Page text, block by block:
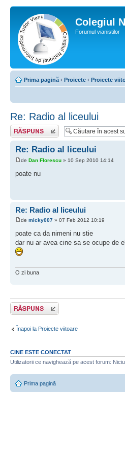
Colegiul
Forumul vianistilor
Prima pagină ‹ Proiecte ‹ Proiecte
Re: Radio al liceului
Scrie un răspuns
Re: Radio al liceului
de Dan Florescu » 10 Sep 2010 14:14
poate nu
Re: Radio al liceului
de micky007 » 07 Feb 2012 10:19
poate ca da nimeni nu stie
dar nu ar avea cine sa se ocupe de el
O zi buna
Scrie un răspuns
Înapoi la Proiecte viitoare
CINE ESTE CONECTAT
Utilizatorii ce navighează pe acest forum:
Prima pagină